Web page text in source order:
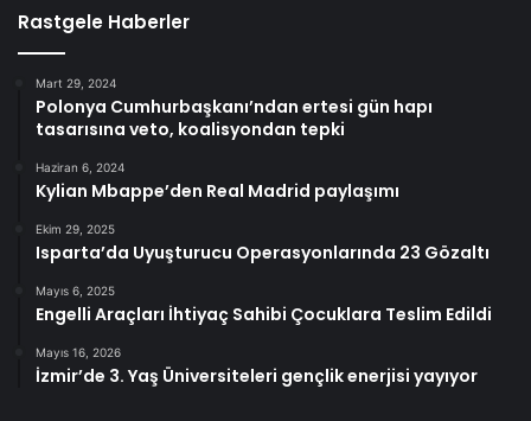
Rastgele Haberler
Mart 29, 2024
Polonya Cumhurbaşkanı’ndan ertesi gün hapı
tasarısına veto, koalisyondan tepki
Haziran 6, 2024
Kylian Mbappe’den Real Madrid paylaşımı
Ekim 29, 2025
Isparta’da Uyuşturucu Operasyonlarında 23 Gözaltı
Mayıs 6, 2025
Engelli Araçları İhtiyaç Sahibi Çocuklara Teslim Edildi
Mayıs 16, 2026
İzmir’de 3. Yaş Üniversiteleri gençlik enerjisi yayıyor